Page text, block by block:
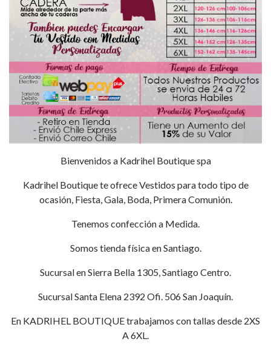
Bienvenidos a Kadrihel Boutique spa
Kadrihel Boutique te ofrece Vestidos para todo tipo de
ocasión, Fiesta, Gala, Boda, Primera Comunión.
Tenemos confección a Medida.
Somos tienda física en Santiago.
Sucursal en Sierra Bella 1305, Santiago Centro.
Sucursal Santa Elena 2392 Ofi. 506 San Joaquín.
En KADRIHEL BOUTIQUE trabajamos con tallas desde 2XS
A 6XL.